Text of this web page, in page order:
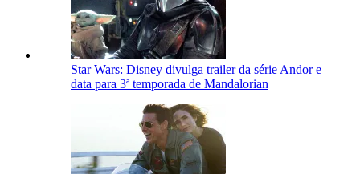
Star Wars: Disney divulga trailer da série Andor e
data para 3ª temporada de Mandalorian